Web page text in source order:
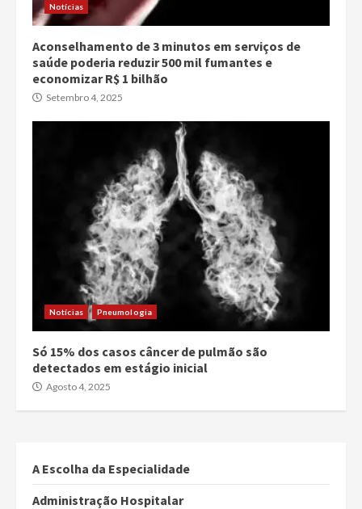
Notícias
Aconselhamento de 3 minutos em serviços de
saúde poderia reduzir 500 mil fumantes e
economizar R$ 1 bilhão
Setembro 4, 2025
Notícias Pneumologia
Só 15% dos casos câncer de pulmão são
detectados em estágio inicial
Agosto 4, 2025
A Escolha da Especialidade
Administração Hospitalar